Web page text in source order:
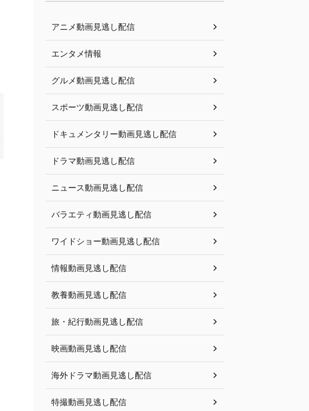
アニメ動画見逃し配信
エンタメ情報
グルメ動画見逃し配信
スポーツ動画見逃し配信
ドキュメンタリー動画見逃し配信
ドラマ動画見逃し配信
ニュース動画見逃し配信
バラエティ動画見逃し配信
ワイドショー動画見逃し配信
情報動画見逃し配信
教養動画見逃し配信
旅・紀行動画見逃し配信
映画動画見逃し配信
海外ドラマ動画見逃し配信
特撮動画見逃し配信